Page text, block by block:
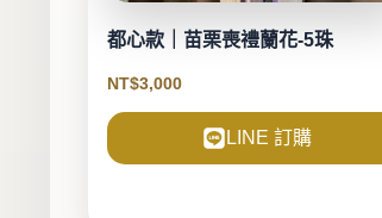
都心款｜苗栗喪禮蘭花-5珠
NT$3,000
LINE 訂購